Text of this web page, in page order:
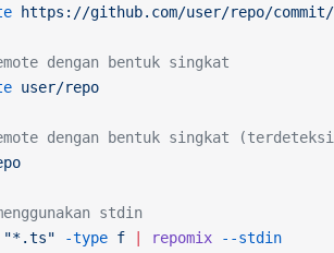
https://github.com/user/repo/commit/
dengan bentuk singkat
user/repo
dengan bentuk singkat
stdin
"*.ts" -type f repomix --stdin